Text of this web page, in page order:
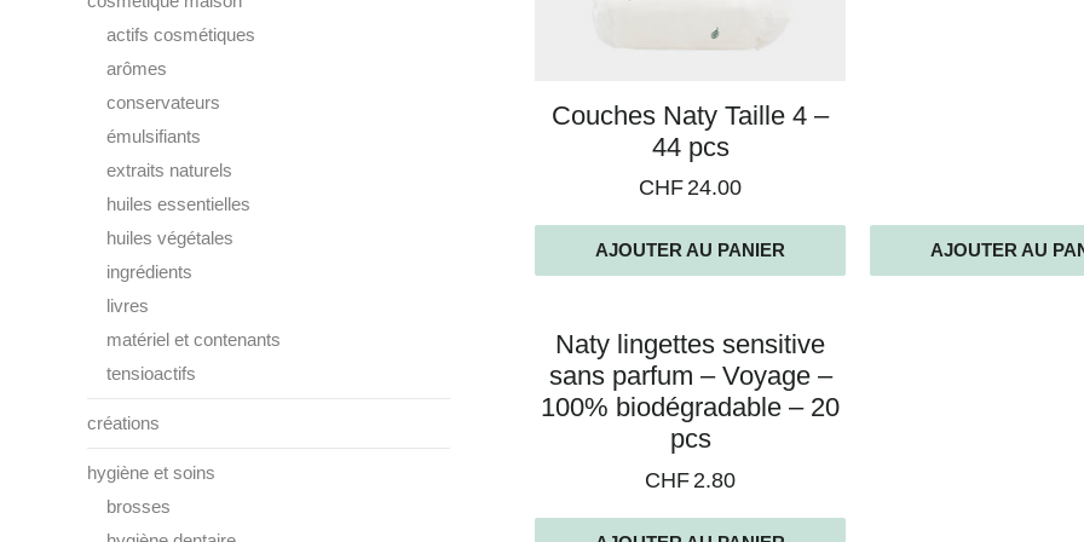
Couches Naty Taille 4 –
44 pcs
CHF 24.00
AJOUTER AU PANIER AJOUTER AU
Naty lingettes sensitive
sans parfum – Voyage –
100% biodégradable – 20
pcs
CHF 2.80
actifs cosmétiques
arômes
conservateurs
émulsifiants
extraits naturels
huiles essentielles
huiles végétales
ingrédients
livres
matériel et contenants
tensioactifs
créations
hygiène et soins
brosses